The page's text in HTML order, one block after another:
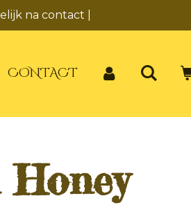
na contact |
CONTACT